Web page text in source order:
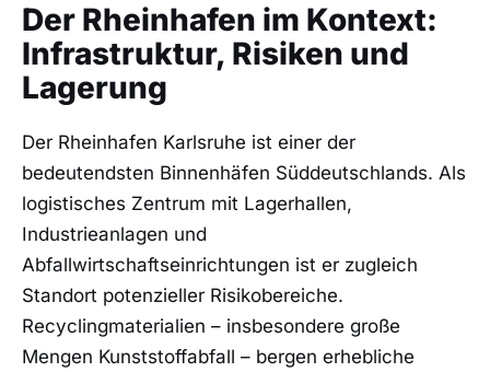
Der Rheinhafen im Kontext:
Infrastruktur, Risiken und
Lagerung
Der Rheinhafen Karlsruhe ist einer der
bedeutendsten Binnenhäfen Süddeutschlands. Als
logistisches Zentrum mit Lagerhallen,
Industrieanlagen und
Abfallwirtschaftseinrichtungen ist er zugleich
Standort potenzieller Risikobereiche.
Recyclingmaterialien – insbesondere große
Mengen Kunststoffabfall – bergen erhebliche